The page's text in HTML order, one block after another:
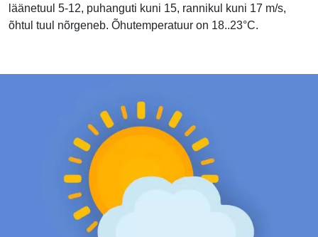
läänetuul 5-12, puhanguti kuni 15, rannikul kuni 17 m/s,
õhtul tuul nõrgeneb. Õhutemperatuur on 18..23°C.